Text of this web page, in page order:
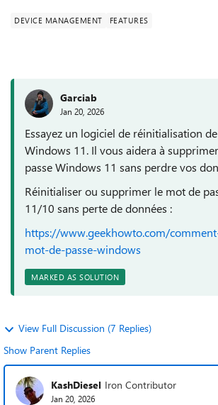
DEVICE MANAGEMENT FEATURES
Garciab
Jan 20, 2026
Essayez un logiciel de réinitialisation
Windows 11. Il vous aidera à
passe Windows 11 sans perdre vos
Réinitialiser ou supprimer le mot de
11/10 sans perte de données :
https://www.geekhowto.com/
mot-de-passe-windows
MARKED AS SOLUTION
View Full Discussion (7 Replies)
Show Parent Replies
KashDiesel Iron Contributor
Jan 20, 2026